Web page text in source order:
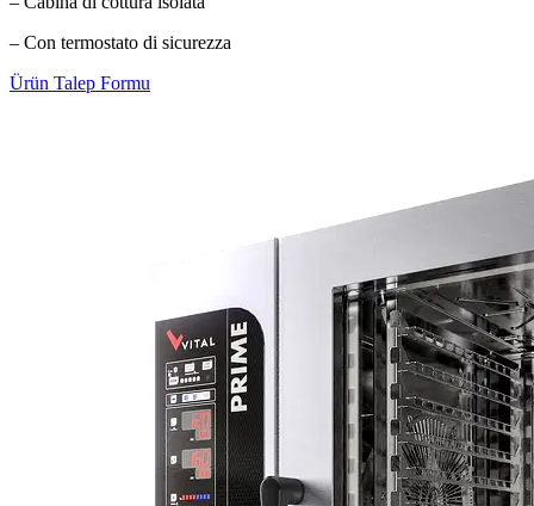
– Con termostato di sicurezza
Ürün Talep Formu